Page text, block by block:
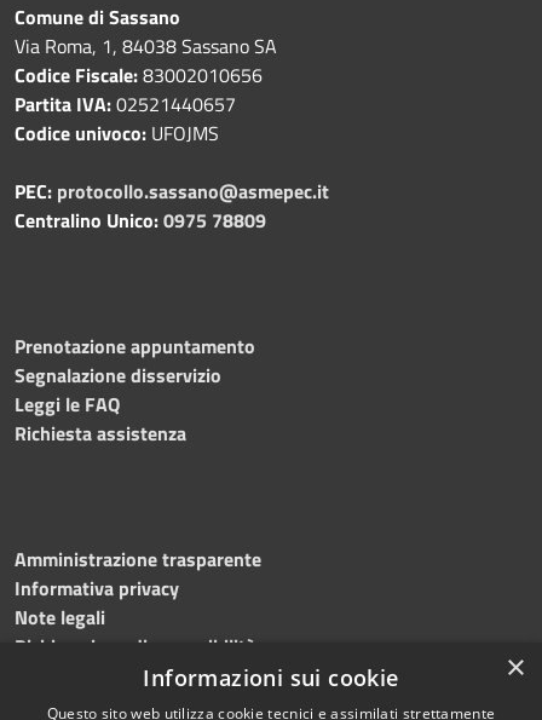
Comune di Sassano
Via Roma, 1, 84038 Sassano SA
Codice Fiscale:83002010656
Partita IVA:02521440657
Codice univoco: UFOJMS
PEC: protocollo.sassano@asmepec.it
Centralino Unico:0975 78809
Prenotazione appuntamento
Segnalazione disservizio
Leggi le FAQ
Richiesta assistenza
Amministrazione trasparente
Informativa privacy
Note legali
Dichiarazione di accessibilità
×
Informazioni sui cookie
Questo sito web utilizza cookie tecnici e assimilati strettamente